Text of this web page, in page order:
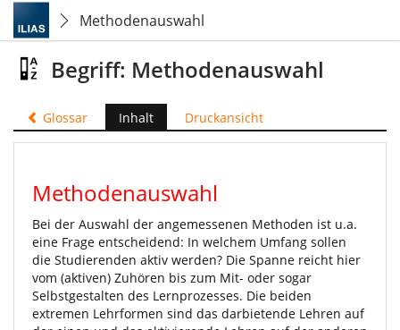
Methodenauswahl
Begriff: Methodenauswahl
Glossar Inhalt Druckansicht
Methodenauswahl
Bei der Auswahl der angemessenen Methoden ist u.a.
eine Frage entscheidend: In welchem Umfang sollen
die Studierenden aktiv werden? Die Spanne reicht hier
vom (aktiven) Zuhören bis zum Mit- oder sogar
Selbstgestalten des Lernprozesses. Die beiden
extremen Lehrformen sind das darbietende Lehren auf